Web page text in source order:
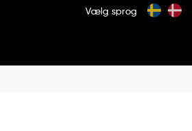
Vælg sprog